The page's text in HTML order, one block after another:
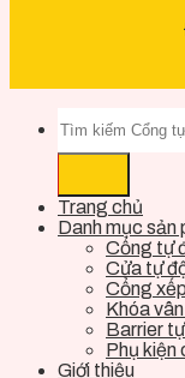
Trang chủ
Danh mục sản
Cổng tự
Cửa tự
Cổng
Khóa
Barrier
Phụ kiện
Giới thiệu